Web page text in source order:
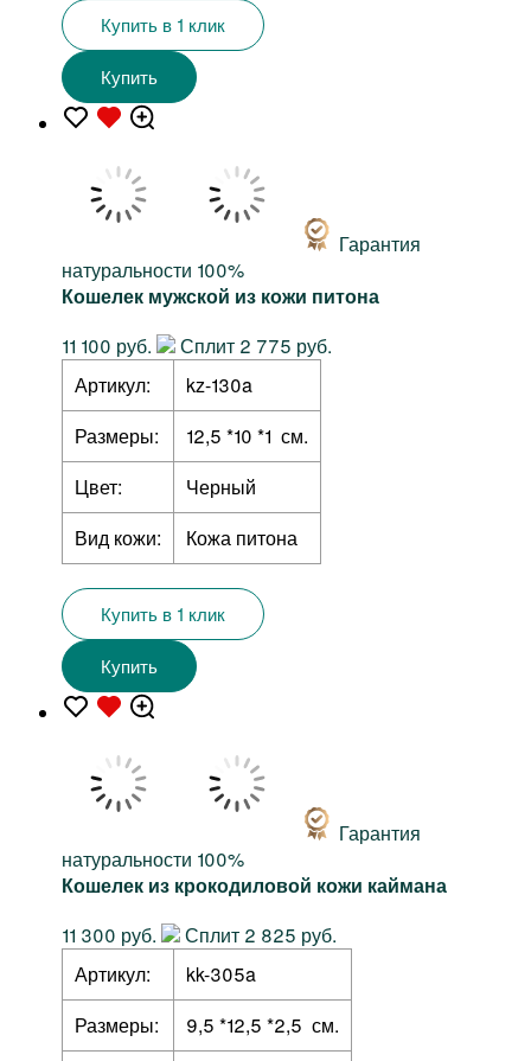
Купить в 1 клик
Купить
Гарантия
натуральности 100%
Кошелек мужской из кожи питона
11 100 руб.
Сплит 2 775 руб.
Артикул:
kz-130a
Размеры:
12,5 *10 *1 см.
Цвет:
Черный
Вид кожи:
Кожа питона
Купить в 1 клик
Купить
Гарантия
натуральности 100%
Кошелек из крокодиловой кожи каймана
11 300 руб.
Сплит 2 825 руб.
Артикул:
kk-305a
Размеры:
9,5 *12,5 *2,5 см.